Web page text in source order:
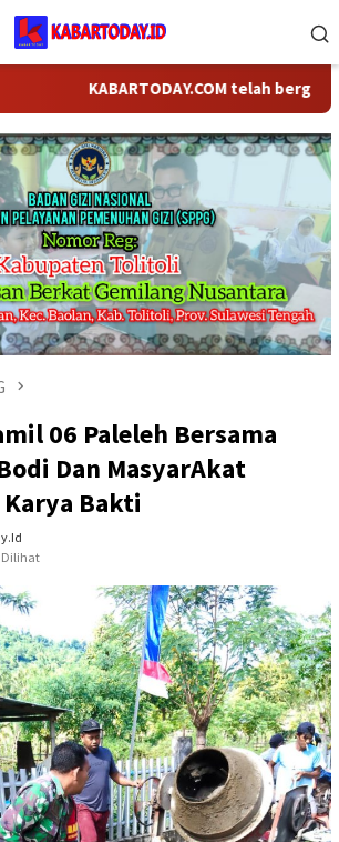
KABARTODAY.COM telah berganti
06 Paleleh Bersama
Dan MasyarAkat
Bakti
Dilihat